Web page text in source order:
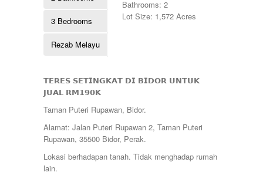
Kulim
Lekir
Manjoi
Manjung
Melaka
Menglembu
Meru
Pekan Razaki
260000
268000
280000
285000
290000
300000
310000
315000
3 Bedrooms
Rezab Melayu
Bathrooms: 2
Lot Size: 1,572 Acres
𝗧𝗘𝗥𝗘𝗦 𝗦𝗘𝗧𝗜𝗡𝗚𝗞𝗔𝗧 𝗗𝗜 𝗕𝗜𝗗𝗢𝗥 𝗨𝗡𝗧𝗨𝗞
𝗝𝗨𝗔𝗟 𝗥𝗠𝟭𝟵𝟬𝗞
Taman Puteri Rupawan, Bidor.
Alamat: Jalan Puteri Rupawan 2, Taman Puteri
Rupawan, 35500 Bidor, Perak.
Lokasi berhadapan tanah. Tidak menghadap rumah
lain.